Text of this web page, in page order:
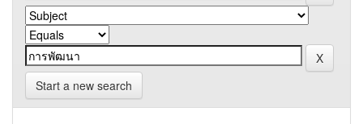
Start a new search